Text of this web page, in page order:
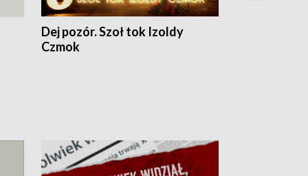
Dej pozór. Szoł tok Izoldy
Czmok